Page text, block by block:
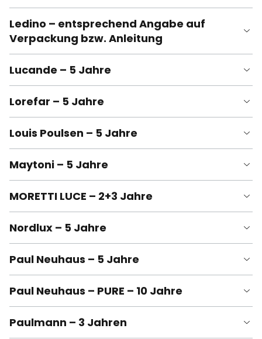
Ledino – entsprechend Angabe auf
Verpackung bzw. Anleitung
Lucande – 5 Jahre
Lorefar – 5 Jahre
Louis Poulsen – 5 Jahre
Maytoni – 5 Jahre
MORETTI LUCE – 2+3 Jahre
Nordlux – 5 Jahre
Paul Neuhaus – 5 Jahre
Paul Neuhaus – PURE – 10 Jahre
Paulmann – 3 Jahren